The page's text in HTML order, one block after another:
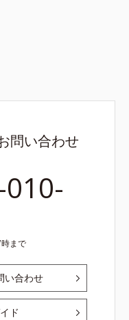
問い合わせ
まで
い合わせ
ド